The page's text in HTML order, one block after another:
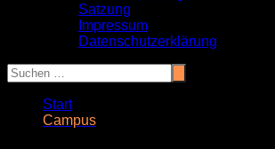
Satzung
Impressum
Datenschutzerklärung
Start
Campus